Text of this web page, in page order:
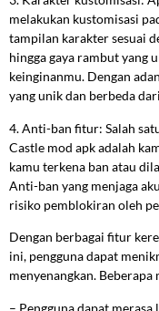
melakukan kustomisasi
tampilan karakter sesuai
hingga gaya rambut yang
keinginanmu. Dengan
yang unik dan berbeda
4. Anti-ban fitur: Salah
Castle mod apk adalah
kamu terkena ban atau
Anti-ban yang menjaga
risiko pemblokiran oleh
Dengan berbagai fitur
ini, pengguna dapat
menyenangkan.
– Pengguna dapat